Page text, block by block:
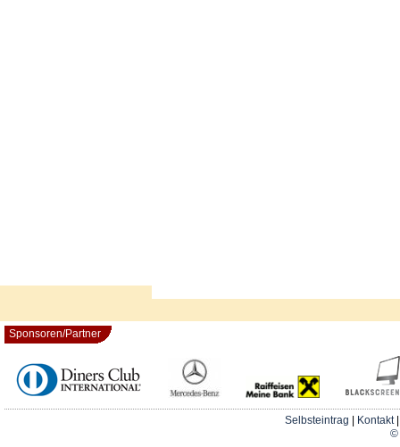
Sponsoren/Partner
Selbsteintrag Kontakt
©